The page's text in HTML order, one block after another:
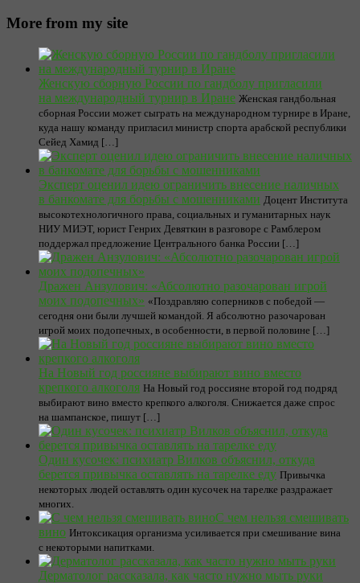
More from my site
Женскую сборную России по гандболу пригласили
на международный турнир в Иране Женская гандбольная
сборная России может сыграть на международном турнире в Иране,
куда нашу команду пригласил министр спорта арабской республики
Сейед Хамид […]
Эксперт оценил идею ограничить внесение наличных
в банкомате для борьбы с мошенниками Доцент Института
высокотехнологичного права, социальных и гуманитарных наук
НИУ МИЭТ, юрист Генрих Девяткин в разговоре с Рамблером
поддержал предложение Центрального банка России […]
Дражен Анзулович: «Абсолютно разочарован игрой
моих подопечных» «Поздравляю соперников с победой —
сегодня они были лучшей командой. Я абсолютно разочарован
игрой моих подопечных, в особенности, в первой половине […]
На Новый год россияне выбирают вино вместо
крепкого алкоголя На Новый год россияне второй год подряд
выбирают вино вместо крепкого алкоголя. Снижается даже спрос
на шампанское, пишут […]
Один кусочек: психиатр Вилков объяснил, откуда
берется привычка оставлять на тарелке еду Привычка
некоторых людей оставлять один кусочек на тарелке раздражает
многих.
С чем нельзя смешивать
вино Интоксикация организма усиливается при смешивание вина
с некоторыми напитками.
Дерматолог рассказала, как часто нужно мыть руки